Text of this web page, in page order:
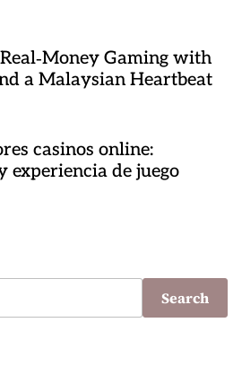
Gaming with
a Malaysian Heartbeat
casinos online:
experiencia de juego
Search